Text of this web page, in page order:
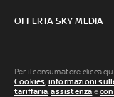
OFFERTA SKY MEDIA
Per il consumatore clicca
Cookies, informazioni
tariffaria,assistenza e